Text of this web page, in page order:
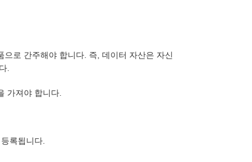
로 간주해야 합니다. 즉, 데이터 자산은 자신
.
가져야 합니다.
록됩니다.